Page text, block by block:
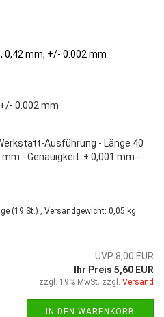
0.002 mm
Ausführung - Länge 40
- Genauigkeit: ± 0,001 mm -
(19 St.) , Versandgewicht: 0,05 kg
UVP 8,00 EUR
Ihr Preis 5,60 EUR
zzgl. 19% MwSt. zzgl. Versand
IN DEN WARENKORB